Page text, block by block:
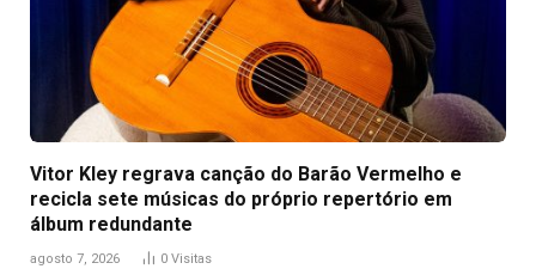
Vitor Kley regrava canção do Barão Vermelho e
recicla sete músicas do próprio repertório em
álbum redundante
agosto 7, 2026 0 Visitas